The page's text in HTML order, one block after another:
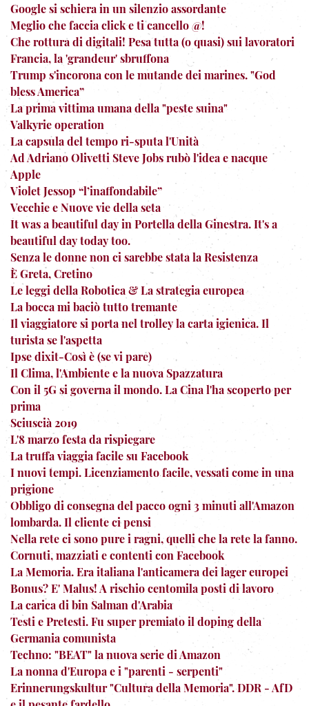
Google si schiera in un silenzio assordante
Meglio che faccia click e ti cancello @!
Che rottura di digitali! Pesa tutta (o quasi) sui lavoratori
Francia, la 'grandeur' sbruffona
Trump s'incorona con le mutande dei marines. "God
bless America”
La prima vittima umana della "peste suina"
Valkyrie operation
La capsula del tempo ri-sputa l'Unità
Ad Adriano Olivetti Steve Jobs rubò l'idea e nacque
Apple
Violet Jessop “l’inaffondabile”
Vecchie e Nuove vie della seta
It was a beautiful day in Portella della Ginestra. It's a
beautiful day today too.
Senza le donne non ci sarebbe stata la Resistenza
È Greta, Cretino
Le leggi della Robotica & La strategia europea
La bocca mi baciò tutto tremante
Il viaggiatore si porta nel trolley la carta igienica. Il
turista se l'aspetta
Ipse dixit-Così è (se vi pare)
Il Clima, l'Ambiente e la nuova Spazzatura
Con il 5G si governa il mondo. La Cina l'ha scoperto per
prima
Sciuscià 2019
L'8 marzo festa da rispiegare
La truffa viaggia facile su Facebook
I nuovi tempi. Licenziamento facile, vessati come in una
prigione
Obbligo di consegna del pacco ogni 3 minuti all'Amazon
lombarda. Il cliente ci pensi
Nella rete ci sono pure i ragni, quelli che la rete la fanno.
Cornuti, mazziati e contenti con Facebook
La Memoria. Era italiana l'anticamera dei lager europei
Bonus? E' Malus! A rischio centomila posti di lavoro
La carica di bin Salman d'Arabia
Testi e Pretesti. Fu super premiato il doping della
Germania comunista
Techno: "BEAT" la nuova serie di Amazon
La nonna d'Europa e i "parenti - serpenti"
Erinnerungskultur "Cultura della Memoria". DDR - AfD